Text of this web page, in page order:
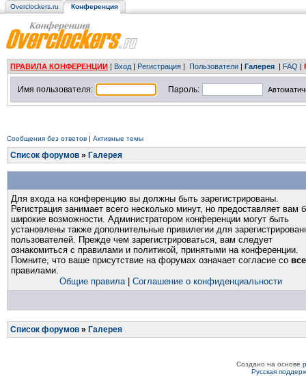
Overclockers.ru Конференция
ПРАВИЛА КОНФЕРЕНЦИИ | Вход | Регистрация | Пользователи | Галерея | FAQ |
Имя пользователя: Пароль:
Сообщения без ответов | Активные темы
Список форумов » Галерея
Для входа на конференцию вы должны быть зарегистрированы.
Регистрация занимает всего несколько минут, но предоставляет вам
широкие возможности. Администратором конференции могут быть
установлены также дополнительные привилегии для
пользователей. Прежде чем зарегистрироваться, вам следует
ознакомиться с правилами и политикой, принятыми на конференции.
Помните, что ваше присутствие на форумах означает согласие со
правилами.
Общие правила| Соглашение о конфиденциальности
Список форумов » Галерея
Создано на основе
Русская